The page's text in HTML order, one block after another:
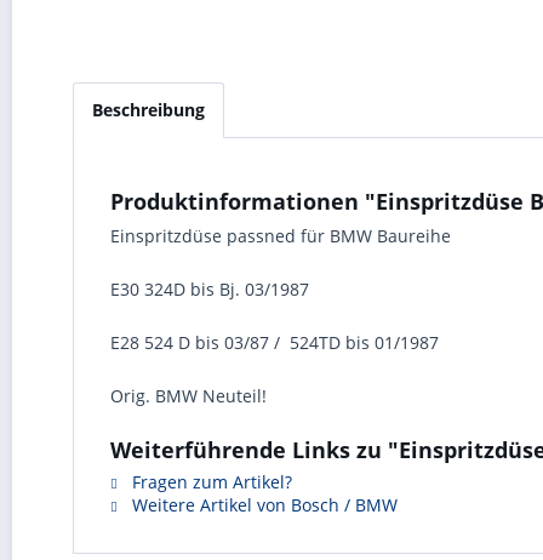
Beschreibung
Produktinformationen "Einspritzdüse
Einspritzdüse passned für BMW Baureihe
E30 324D bis Bj. 03/1987
E28 524 D bis 03/87 / 524TD bis 01/1987
Orig. BMW Neuteil!
Weiterführende Links zu "Einspritzdüse
Fragen zum Artikel?
Weitere Artikel von Bosch / BMW